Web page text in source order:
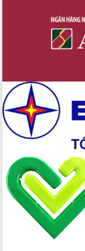
Ứng dụng sinh trắc học
trong hành trình
Đắk Lắk nâng cao hiệu
Đắk Lắk đẩy mạnh nuôi
nghệ, hướng tới phát
bền vững
Tập huấn nâng cao
chuyển đổi số cho cán
Đắk Lắk phát động hưởng
Quyền của người tiêu
2026
Đẩy mạnh cải cách
tâm đạt được mục tiêu
hai con số trong năm 2026
Tổ chức trang trọng Lễ